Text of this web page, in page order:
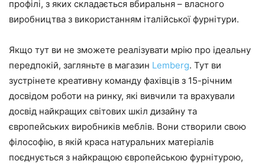
профілі, з яких складається вбиральня – власного
виробництва з використанням італійської фурнітури.
Якщо тут ви не зможете реалізувати мрію про ідеальну
передпокій, загляньте в магазин Lemberg. Тут ви
зустрінете креативну команду фахівців з 15-річним
досвідом роботи на ринку, які вивчили та врахували
досвід найкращих світових шкіл дизайну та
європейських виробників меблів. Вони створили свою
філософію, в якій краса натуральних матеріалів
поєднується з найкращою європейською фурнітурою,